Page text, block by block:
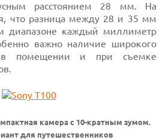
расстоянием 28 мм. На
что разница между 28 и 35 мм
диапазоне каждый миллиметр
важно наличие широкого
помещении и при съемке
камера с 10-кратным зумом.
для путешественников